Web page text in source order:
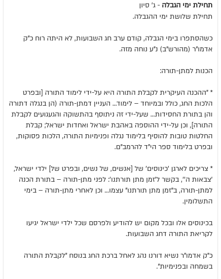
תחילת ימי הגבלה - ג' סיון
תחילת שלושת ימי ההגבלה.
כשהסתפרו בימי הגבלה, קודם ערב חג השבועות, לא היתה רוח כ"ק
אדמו"ר (מהורש"ב) נ"ע נוחה מזה.
הכנות למתן-תורה:
* "ההכנה העיקרית לקבלת התורה היא על-ידי לימוד התורה [ובפרט
הלכות החג, כולל ובמיוחד – לימוד... העניין דמתן-תורה (הן בנגלה דתורה
והן בתורת החסידות... שעל-ידי זה ניתוסף בהתשוקה והגעגועים לקבלת
התורה], וכן על-ידי ההוספה באהבת ישראל ואחדות ישראל; קבלת
החלטות טובות להוסיף בלימוד נגלה ופנימיות התורה, הלכות פסוקות,
ובפרט בלימוד ספר הי"ד להרמב"ם.
* צריכים לארגן 'כינוסים' של [אנשים, של נשים, ובפרט של] ילדי ישראל,
'צבאות ה'', בקשר ל'זמן מתן תורתנו': לפני מתן-תורה – בתורת הכנה
למתן-תורה, ב"זמן מתן תורתנו" עצמו... וכן לאחרי מתן-תורה – בימי
התשלומין.
בכינוסים אלו ובכל מקום יש להודיע ולפרסם שכל ילדי ישראל יגיעו
לקריאת התורה דחג השבועות.
כ"ק אדמו"ר נשיא דורנו נהג לאחל ברכת החג בנוסח "לקבלת התורה
בשמחה ובפנימיות".